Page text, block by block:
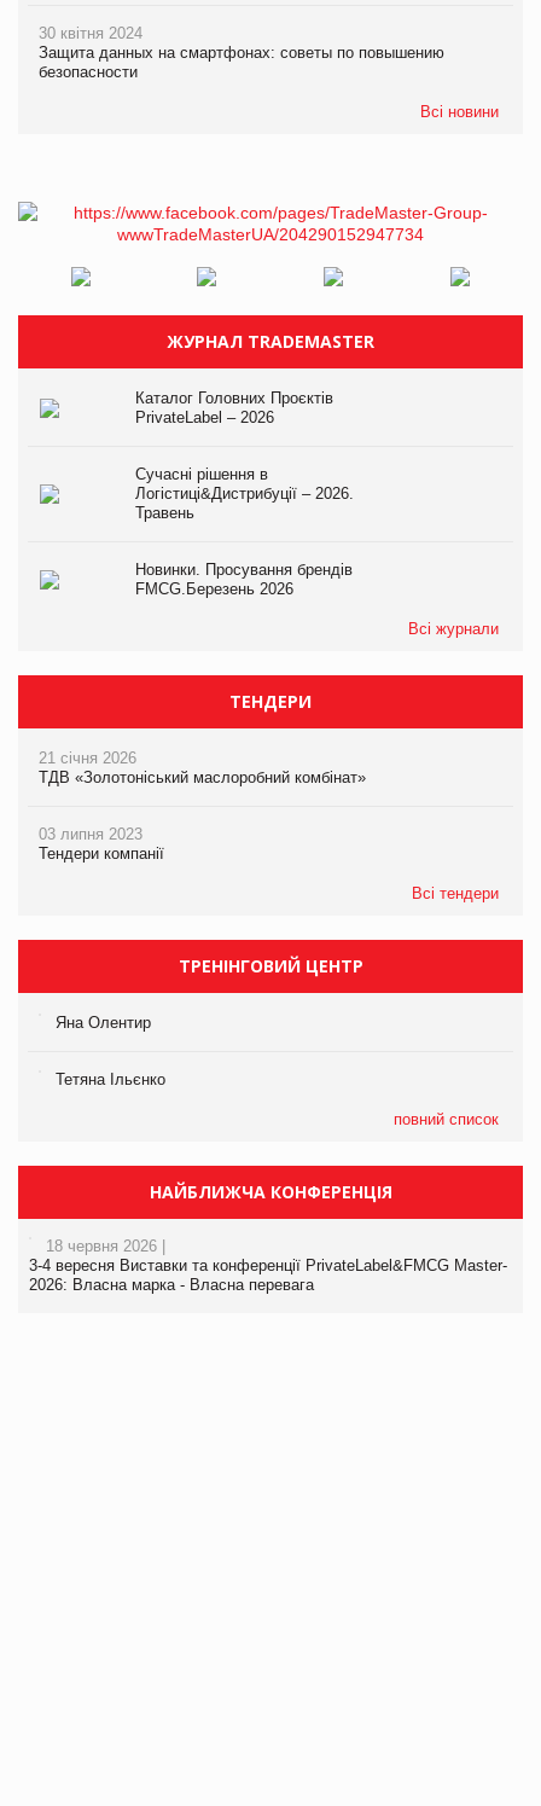
30 квітня 2024
Защита данных на смартфонах: советы по повышению
безопасности
Всі новини
ЖУРНАЛ TRADEMASTER
Каталог Головних Проєктів
PrivateLabel – 2026
Сучасні рішення в
Логістиці&Дистрибуції – 2026.
Травень
Новинки. Просування брендів
FMCG.Березень 2026
Всі журнали
ТЕНДЕРИ
21 січня 2026
ТДВ «Золотоніський маслоробний комбінат»
03 липня 2023
Тендери компанії
Всі тендери
ТРЕНІНГОВИЙ ЦЕНТР
Яна Олентир
Тетяна Ільєнко
повний список
НАЙБЛИЖЧА КОНФЕРЕНЦІЯ
18 червня 2026 |
3-4 вересня Виставки та конференції PrivateLabel&FMCG Master-
2026: Власна марка - Власна перевага